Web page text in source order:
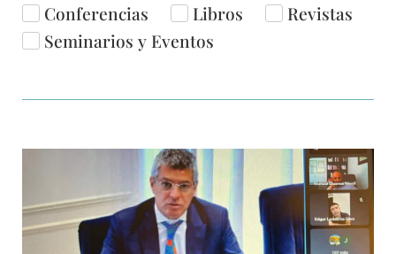
Conferencias Libros
Revistas
Seminarios y Eventos